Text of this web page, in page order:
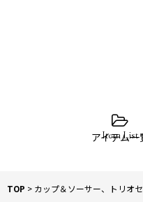
アイテム一
TOP > カップ＆ソーサー、トリオ